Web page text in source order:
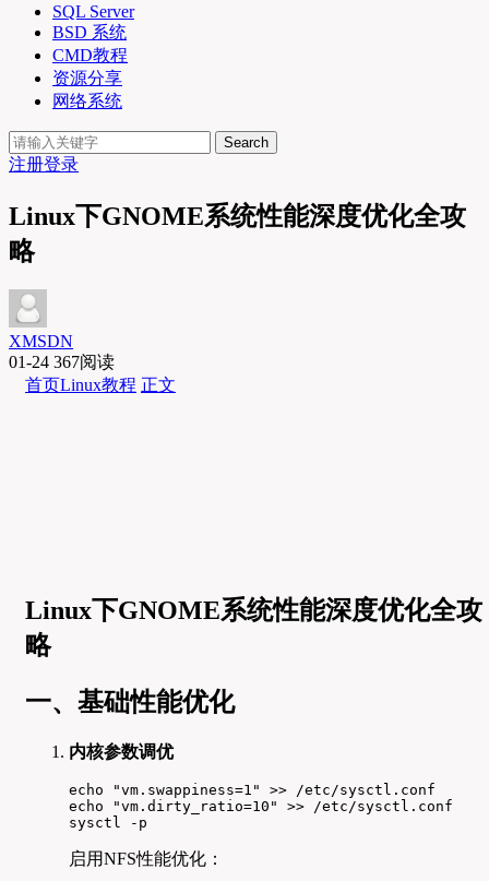
SQL Server
BSD 系统
CMD教程
资源分享
网络系统
Search
注册登录
Linux下GNOME系统性能深度优化全攻
略
XMSDN
01-24 367阅读
首页Linux教程 正文
Linux下GNOME系统性能深度优化全攻
略
一、基础性能优化
内核参数调优
echo "vm.swappiness=1" >> /etc/sysctl.conf
echo "vm.dirty_ratio=10" >> /etc/sysctl.conf
sysctl -p
启用NFS性能优化：